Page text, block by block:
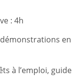
: 4h
en
à l’emploi, guide